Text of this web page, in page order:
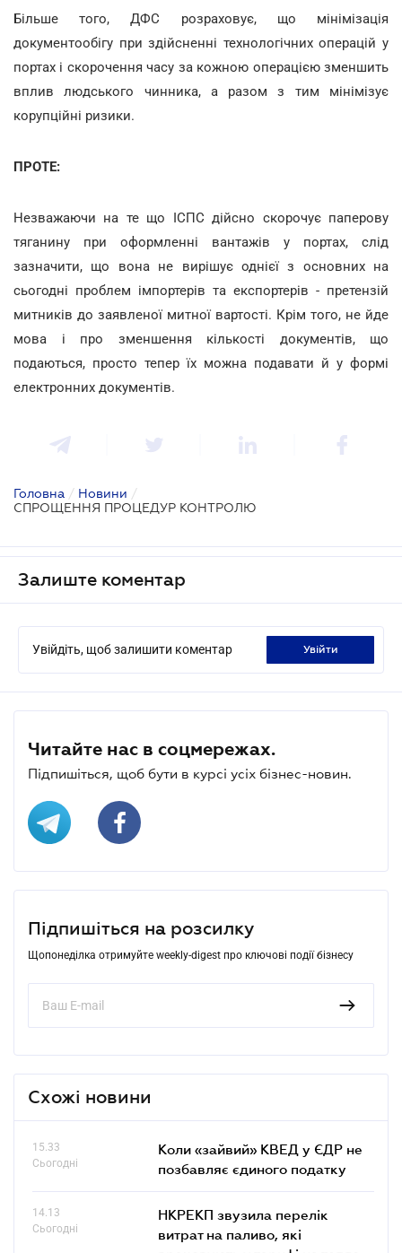
Більше того, ДФС розраховує, що мінімізація
документообігу при здійсненні технологічних операцій у
портах і скорочення часу за кожною операцією зменшить
вплив людського чинника, а разом з тим мінімізує
корупційні ризики.
ПРОТЕ:
Незважаючи на те що ІСПС дійсно скорочує паперову
тяганину при оформленні вантажів у портах, слід
зазначити, що вона не вирішує однієї з основних на
сьогодні проблем імпортерів та експортерів - претензій
митників до заявленої митної вартості. Крім того, не йде
мова і про зменшення кількості документів, що
подаються, просто тепер їх можна подавати й у формі
електронних документів.
Головна / Новини /
СПРОЩЕННЯ ПРОЦЕДУР КОНТРОЛЮ
Залиште коментар
Увійдіть, щоб залишити коментар увійти
Читайте нас в соцмережах.
Підпишіться, щоб бути в курсі усіх бізнес-новин.
Підпишіться на розсилку
Щопонеділка отримуйте weekly-digest про ключові події бізнесу
Схожі новини
15.33
Сьогодні
Коли «зайвий» КВЕД у ЄДР не
позбавляє єдиного податку
14.13
Сьогодні
НКРЕКП звузила перелік
витрат на паливо, які